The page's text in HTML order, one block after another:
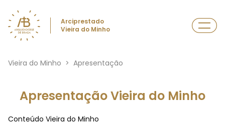
Arciprestado
Vieira do Minho
Vieira do Minho > Apresentação
Apresentação Vieira do Minho
Conteúdo Vieira do Minho